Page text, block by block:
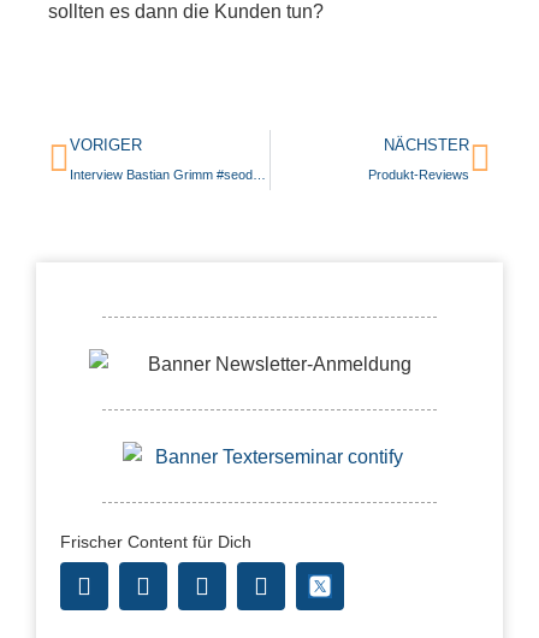
sollten es dann die Kunden tun?
VORIGER NÄCHSTER
Produkt-Reviews
Frischer Content für Dich